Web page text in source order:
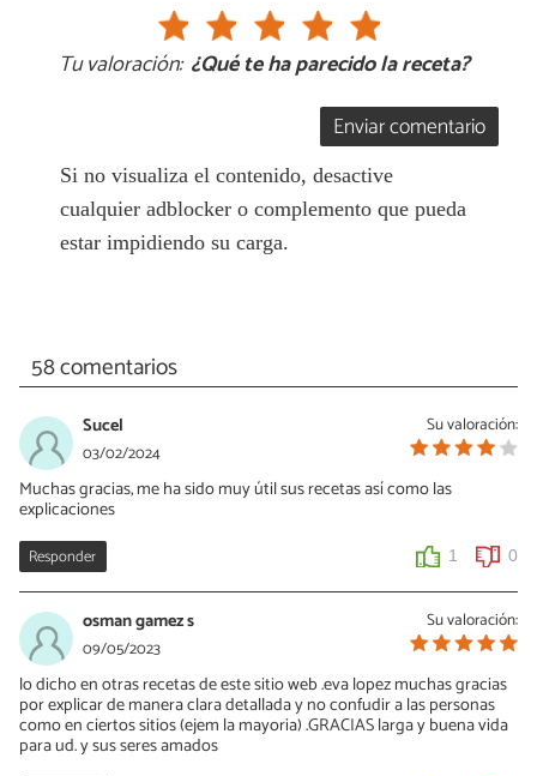
Tu valoración: ¿Qué te ha parecido la receta?
Enviar comentario
Si no visualiza el contenido, desactive
cualquier adblocker o complemento que pueda
estar impidiendo su carga.
58 comentarios
Su valoración:
Sucel
03/02/2024
Muchas gracias, me ha sido muy útil sus recetas así como las
explicaciones
Responder 1 0
Su valoración:
osman gamez s
09/05/2023
lo dicho en otras recetas de este sitio web .eva lopez muchas gracias
por explicar de manera clara detallada y no confudir a las personas
como en ciertos sitios (ejem la mayoria) .GRACIAS larga y buena vida
para ud. y sus seres amados